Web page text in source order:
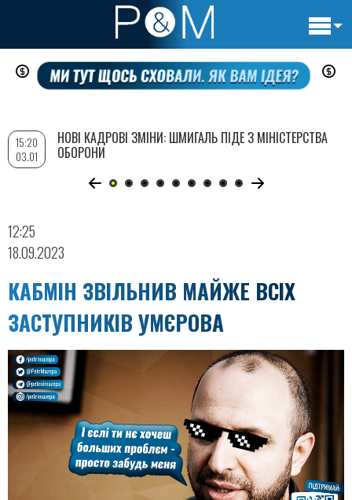
Перейти
до
вмісту
12:25
18.09.2023
КАБМІН ЗВІЛЬНИВ МАЙЖЕ ВСІХ
ЗАСТУПНИКІВ УМЄРОВА
15:20
03.01
НОВІ КАДРОВІ ЗМІНИ: ШМИГАЛЬ ПІДЕ З МІНІСТЕРСТВА
ОБОРОНИ